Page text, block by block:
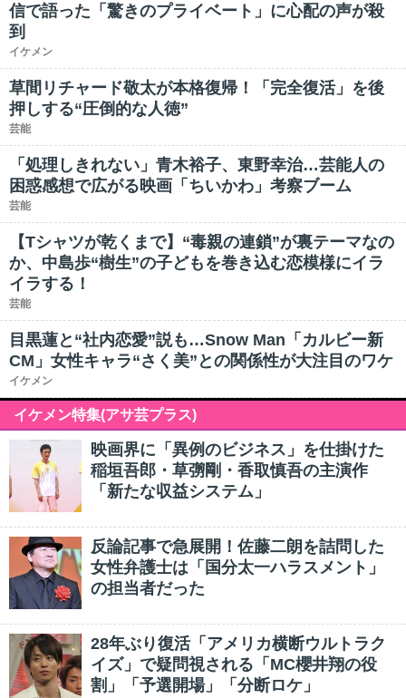
信で語った「驚きのプライベート」に心配の声が殺
到
イケメン
草間リチャード敬太が本格復帰！「完全復活」を後
押しする“圧倒的な人徳”
芸能
「処理しきれない」青木裕子、東野幸治…芸能人の
困惑感想で広がる映画「ちいかわ」考察ブーム
芸能
【Tシャツが乾くまで】“毒親の連鎖”が裏テーマなの
か、中島歩“樹生”の子どもを巻き込む恋模様にイラ
イラする！
芸能
目黒蓮と“社内恋愛”説も…Snow Man「カルビー新
CM」女性キャラ“さく美”との関係性が大注目のワケ
イケメン
イケメン特集(アサ芸プラス)
映画界に「異例のビジネス」を仕掛けた
稲垣吾郎・草彅剛・香取慎吾の主演作
「新たな収益システム」
反論記事で急展開！佐藤二朗を詰問した
女性弁護士は「国分太一ハラスメント」
の担当者だった
28年ぶり復活「アメリカ横断ウルトラク
イズ」で疑問視される「MC櫻井翔の役
割」「予選開場」「分断ロケ」